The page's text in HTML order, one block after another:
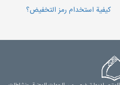
كيفية استخدام رمز التخفيض؟